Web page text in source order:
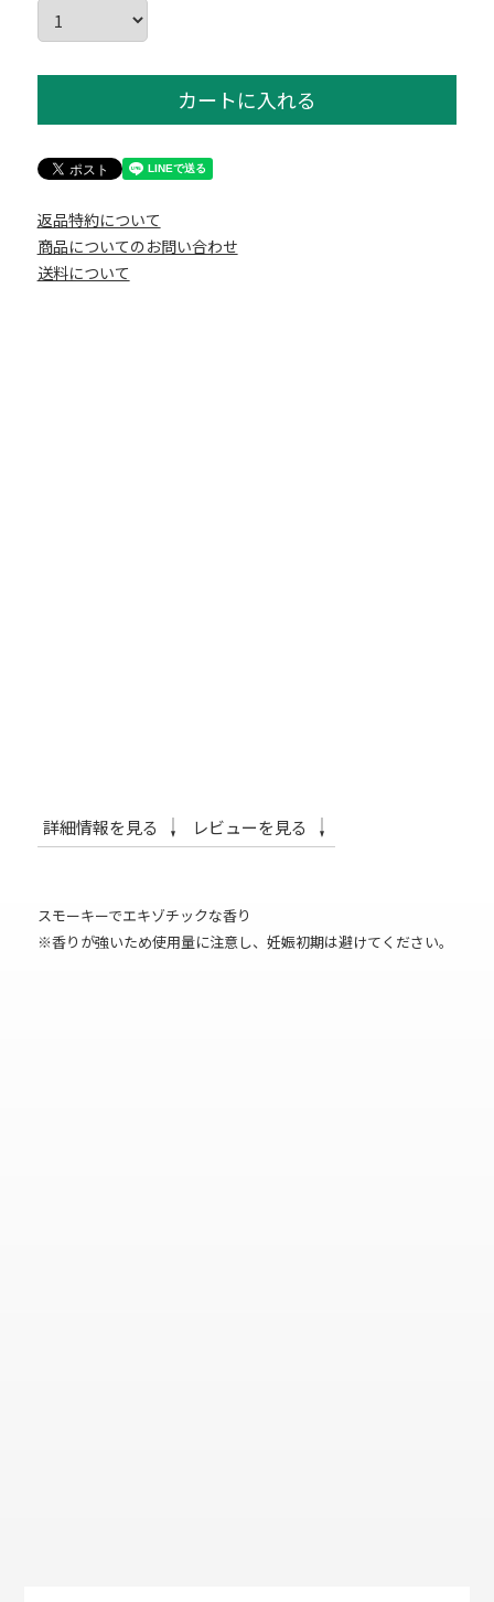
カートに入れる
返品特約について
商品についてのお問い合わせ
送料について
詳細情報を見る レビューを見る
スモーキーでエキゾチックな香り
※香りが強いため使用量に注意し、妊娠初期は避けてください。